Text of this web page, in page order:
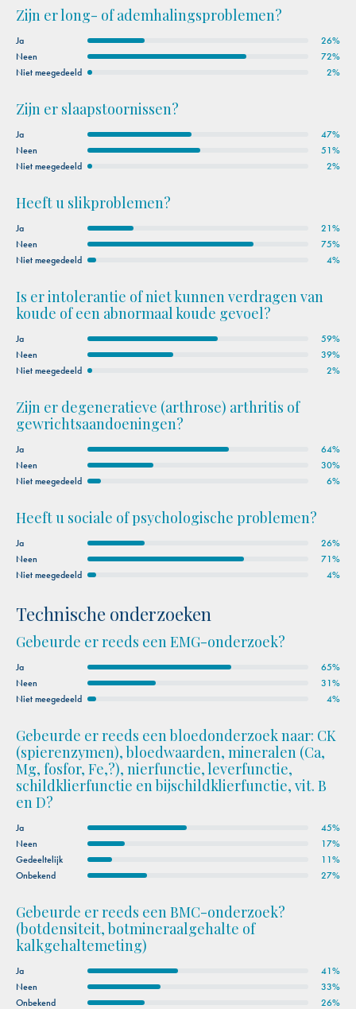
Zijn er long- of ademhalingsproblemen?
Ja
26%
Neen
72%
Niet meegedeeld
2%
Zijn er slaapstoornissen?
Ja
47%
Neen
51%
Niet meegedeeld
2%
Heeft u slikproblemen?
Ja
21%
Neen
75%
Niet meegedeeld
4%
Is er intolerantie of niet kunnen verdragen van
koude of een abnormaal koude gevoel?
Ja
59%
Neen
39%
Niet meegedeeld
2%
Zijn er degeneratieve (arthrose) arthritis of
gewrichtsaandoeningen?
Ja
64%
Neen
30%
Niet meegedeeld
6%
Heeft u sociale of psychologische problemen?
Ja
26%
Neen
71%
Niet meegedeeld
4%
Technische onderzoeken
Gebeurde er reeds een EMG-onderzoek?
Ja
65%
Neen
31%
Niet meegedeeld
4%
Gebeurde er reeds een bloedonderzoek naar: CK
(spierenzymen), bloedwaarden, mineralen (Ca,
Mg, fosfor, Fe,?), nierfunctie, leverfunctie,
schildklierfunctie en bijschildklierfunctie, vit. B
en D?
Ja
45%
Neen
17%
Gedeeltelijk
11%
Onbekend
27%
Gebeurde er reeds een BMC-onderzoek?
(botdensiteit, botmineraalgehalte of
kalkgehaltemeting)
Ja
41%
Neen
33%
Onbekend
26%